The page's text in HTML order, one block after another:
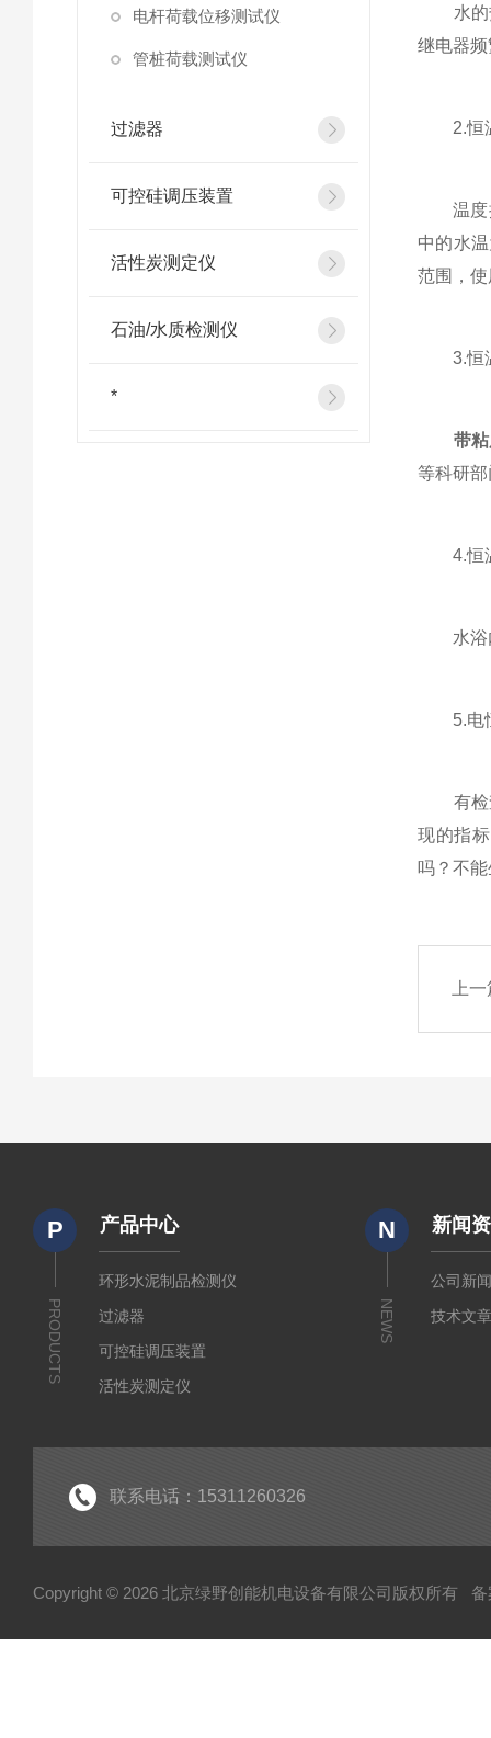
电杆荷载位移测试仪
管桩荷载测试仪
过滤器
可控硅调压装置
活性炭测定仪
石油/水质检测仪
*
水的热
继电器
2.恒温
温度探
中的水
范围，
3.恒温
带
等科研
4.恒温
水浴内
5.电恒
有检查
现的指
吗？不
上
P
PRODUCTS
产品中心
环形水泥制品检测仪
过滤器
可控硅调压装置
活性炭测定仪
N
NEWS
新闻
公司新
技术文
联系电话：15311260326
Copyright © 2026 北京绿野创能机电设备有限公司版权所有 备